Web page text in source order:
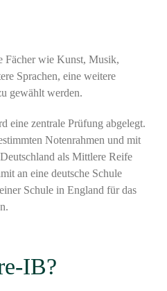
Fächer wie Kunst, Musik,
Sprachen, eine weitere
gewählt werden.
eine zentrale Prüfung abgelegt.
Notenrahmen und mit
als Mittlere Reife
an eine deutsche Schule
Schule in England für das
IB?